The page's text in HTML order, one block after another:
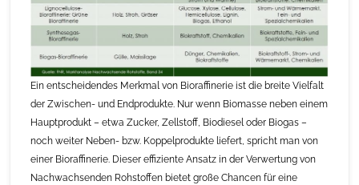
Ein entscheidendes Merkmal von Bioraffinerie ist die breite Vielfalt
der Zwischen- und Endprodukte. Nur wenn Biomasse neben einem
Hauptprodukt – etwa Zucker, Zellstoff, Biodiesel oder Biogas –
noch weiter Neben- bzw. Koppelprodukte liefert, spricht man von
einer Bioraffinerie. Dieser effiziente Ansatz in der Verwertung von
Nachwachsenden Rohstoffen bietet große Chancen für eine